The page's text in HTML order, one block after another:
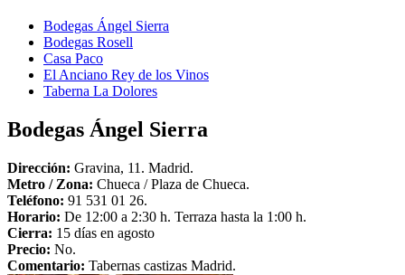
Bodegas Ángel Sierra
Bodegas Rosell
Casa Paco
El Anciano Rey de los Vinos
Taberna La Dolores
Bodegas Ángel Sierra
Dirección: Gravina, 11. Madrid.
Metro / Zona: Chueca / Plaza de Chueca.
Teléfono: 91 531 01 26.
Horario: De 12:00 a 2:30 h. Terraza hasta la 1:00 h.
Cierra: 15 días en agosto
Precio: No.
Comentario: Tabernas castizas Madrid.